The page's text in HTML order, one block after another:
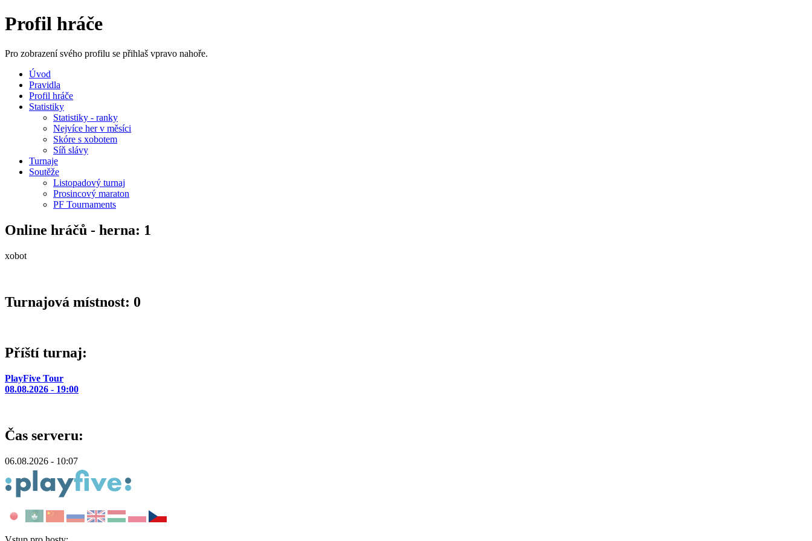
Profil hráče
Pro zobrazení svého profilu se přihlaš vpravo nahoře.
Úvod
Pravidla
Profil hráče
Statistiky
Statistiky - ranky
Nejvíce her v měsíci
Skóre s xobotem
Síň slávy
Turnaje
Soutěže
Listopadový turnaj
Prosincový maraton
PF Tournaments
Online hráčů - herna: 1
xobot
Turnajová místnost: 0
Příští turnaj:
PlayFive Tour
08.08.2026 - 19:00
Čas serveru:
06.08.2026 - 10:07